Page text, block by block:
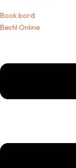
Book bord
Bestil Online